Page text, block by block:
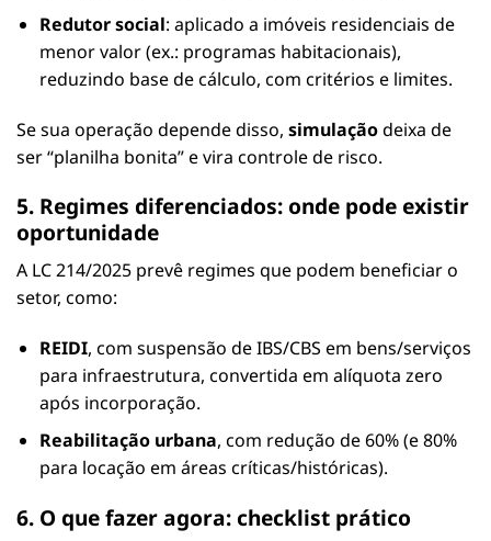
Redutor social: aplicado a imóveis residenciais de
menor valor (ex.: programas habitacionais),
reduzindo base de cálculo, com critérios e limites.
Se sua operação depende disso, simulaçãodeixa de
ser “planilha bonita” e vira controle de risco.
5. Regimes diferenciados: onde pode existir
oportunidade
A LC 214/2025 prevê regimes que podem beneficiar o
setor, como:
REIDI, com suspensão de IBS/CBS em bens/serviços
para infraestrutura, convertida em alíquota zero
após incorporação.
Reabilitação urbana, com redução de 60% (e 80%
para locação em áreas críticas/históricas).
6. O que fazer agora: checklist prático